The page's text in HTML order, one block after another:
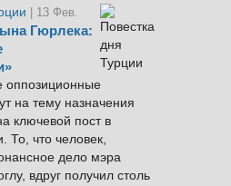
| 13 Фев.
Гюрлека:
оппозиционные
на тему назначения
ключевой пост в
То, что человек,
дело мэра
вдруг получил столь